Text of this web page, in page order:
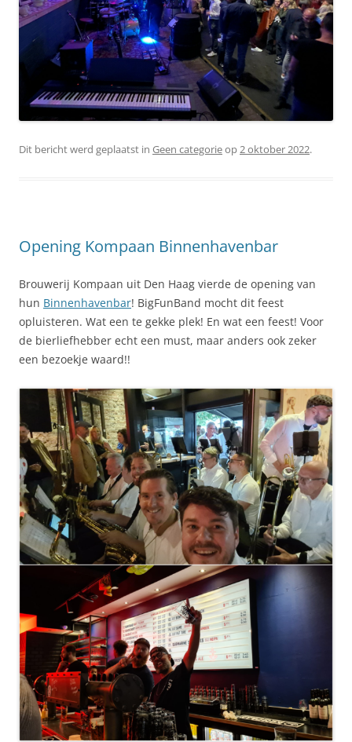
Dit bericht werd geplaatst in Geen categorieop2 oktober 2022.
Opening Kompaan Binnenhavenbar
Brouwerij Kompaan uit Den Haag vierde de opening van
hun Binnenhavenbar! BigFunBand mocht dit feest
opluisteren. Wat een te gekke plek! En wat een feest! Voor
de bierliefhebber echt een must, maar anders ook zeker
een bezoekje waard!!